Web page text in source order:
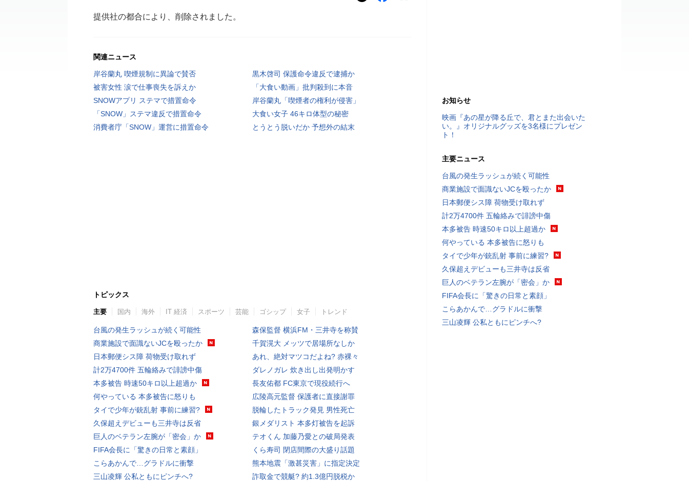
提供社の都合により、削除されました。
関連ニュース
岸谷蘭丸 喫煙規制に異論で賛否
黒木啓司 保護命令違反で逮捕か
被害女性 涙で仕事喪失を訴えか
「大食い動画」批判殺到に本音
SNOWアプリ ステマで措置命令
岸谷蘭丸「喫煙者の権利が侵害」
「SNOW」ステマ違反で措置命令
大食い女子 46キロ体型の秘密
消費者庁「SNOW」運営に措置命令
とうとう脱いだか 予想外の結末
トピックス
主要 国内 海外 IT 経済 スポーツ 芸能 ゴシップ 女子 トレンド
台風の発生ラッシュが続く可能性
商業施設で面識ないJCを殴ったか
日本郵便シス障 荷物受け取れず
計2万4700件 五輪絡みで誹謗中傷
本多被告 時速50キロ以上超過か
何やっている 本多被告に怒りも
タイで少年が銃乱射 事前に練習?
久保超えデビューも三井寺は反省
巨人のベテラン左腕が「密会」か
FIFA会長に「驚きの日常と素顔」
こらあかんで…グラドルに衝撃
三山凌輝 公私ともにピンチへ?
森保監督 横浜FM・三井寺を称賛
千賀滉大 メッツで居場所なしか
あれ、絶対マツコだよね? 赤裸々
ダレノガレ 炊き出し出発明かす
長友佑都 FC東京で現役続行へ
広陵高元監督 保護者に直接謝罪
脱輪したトラック発見 男性死亡
銀メダリスト 本多灯被告を起訴
テオくん 加藤乃愛との破局発表
くら寿司 閉店間際の大盛り話題
熊本地震「激甚災害」に指定決定
詐取金で競艇? 約1.3億円脱税か
お知らせ
映画『あの星が降る丘で、君とまた出会いた
い。』オリジナルグッズを3名様にプレゼン
ト！
主要ニュース
台風の発生ラッシュが続く可能性
商業施設で面識ないJCを殴ったか
日本郵便シス障 荷物受け取れず
計2万4700件 五輪絡みで誹謗中傷
本多被告 時速50キロ以上超過か
何やっている 本多被告に怒りも
タイで少年が銃乱射 事前に練習?
久保超えデビューも三井寺は反省
巨人のベテラン左腕が「密会」か
FIFA会長に「驚きの日常と素顔」
こらあかんで…グラドルに衝撃
三山凌輝 公私ともにピンチへ?